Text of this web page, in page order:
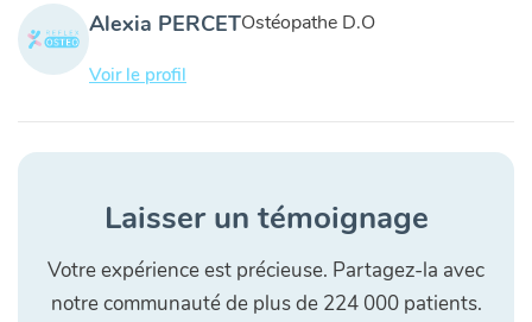
Alexia PERCETOstéopathe D.O
Voir le profil
Laisser un témoignage
Votre expérience est précieuse. Partagez-la avec
notre communauté de plus de 224 000 patients.